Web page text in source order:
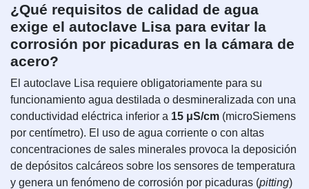
¿Qué requisitos de calidad de agua
exige el autoclave Lisa para evitar la
corrosión por picaduras en la cámara de
acero?
El autoclave Lisa requiere obligatoriamente para su
funcionamiento agua destilada o desmineralizada con una
conductividad eléctrica inferior a 15 μS/cm (microSiemens
por centímetro). El uso de agua corriente o con altas
concentraciones de sales minerales provoca la deposición
de depósitos calcáreos sobre los sensores de temperatura
y genera un fenómeno de corrosión por picaduras (pitting)